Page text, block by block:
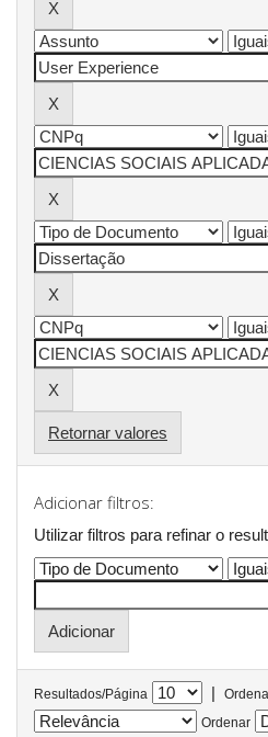
Retornar valores
Adicionar filtros:
Utilizar filtros para refinar o
Resultados/Página |
Ordenar